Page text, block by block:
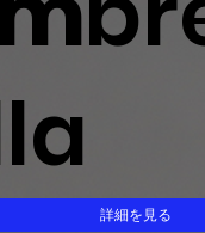
詳細を見る